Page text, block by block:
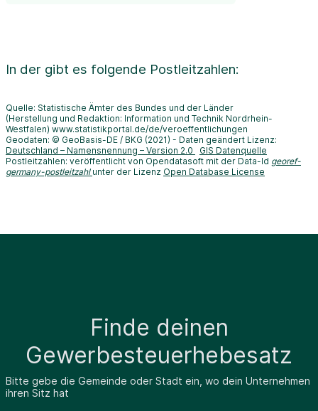
In der gibt es folgende Postleitzahlen:
Quelle: Statistische Ämter des Bundes und der Länder
(Herstellung und Redaktion: Information und Technik Nordrhein-
Westfalen) www.statistikportal.de/de/veroeffentlichungen
Geodaten: © GeoBasis-DE / BKG (2021) - Daten geändert Lizenz:
Deutschland – Namensnennung – Version 2.0
GIS Datenquelle
Postleitzahlen: veröffentlicht von Opendatasoft mit der Data-Id georef-
germany-postleitzahl unter der Lizenz Open Database License
Finde deinen
Gewerbesteuerhebesatz
Bitte gebe die Gemeinde oder Stadt ein, wo dein Unternehmen
ihren Sitz hat